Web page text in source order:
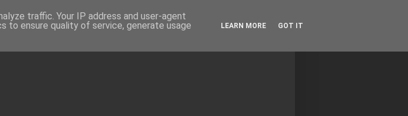
traffic. Your IP address and user-agent
to ensure quality of service, generate usage
LEARN MORE GOT IT